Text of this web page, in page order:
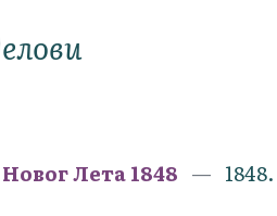
Лета 1848
1848.